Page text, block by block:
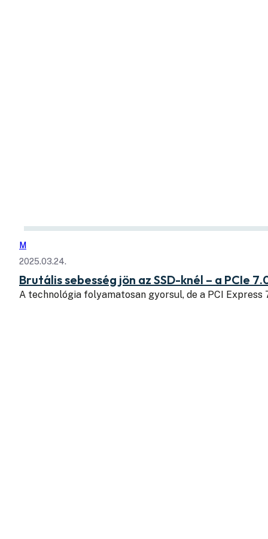
M
2025.03.24.
Brutális sebesség jön az SSD-knél – a PCIe
A technológia folyamatosan gyorsul, de a PCI Express